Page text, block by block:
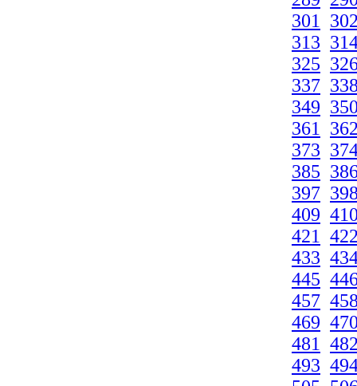
301
313
325
337
349
361
373
385
397
409
421
433
445
457
469
481
493